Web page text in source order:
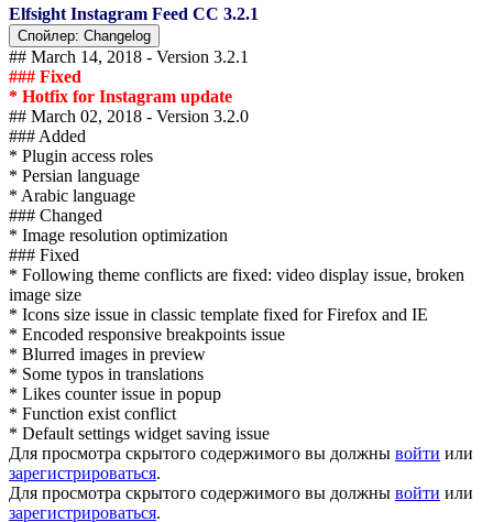
Elfsight Instagram Feed CC 3.2.1
Спойлер: Changelog
## March 14, 2018 - Version 3.2.1
### Fixed
* Hotfix for Instagram update
## March 02, 2018 - Version 3.2.0
### Added
* Plugin access roles
* Persian language
* Arabic language
### Changed
* Image resolution optimization
### Fixed
* Following theme conflicts are fixed: video display issue, broken
image size
* Icons size issue in classic template fixed for Firefox and IE
* Encoded responsive breakpoints issue
* Blurred images in preview
* Some typos in translations
* Likes counter issue in popup
* Function exist conflict
* Default settings widget saving issue
Для просмотра скрытого содержимого вы должны войти или
зарегистрироваться.
Для просмотра скрытого содержимого вы должны войти или
зарегистрироваться.